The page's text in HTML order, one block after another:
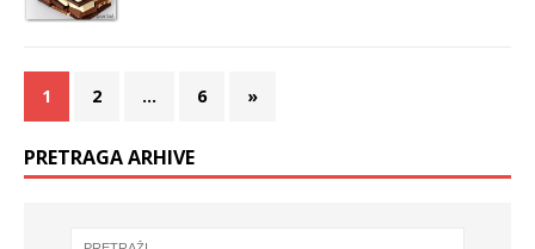
1 2 … 6 »
PRETRAGA ARHIVE